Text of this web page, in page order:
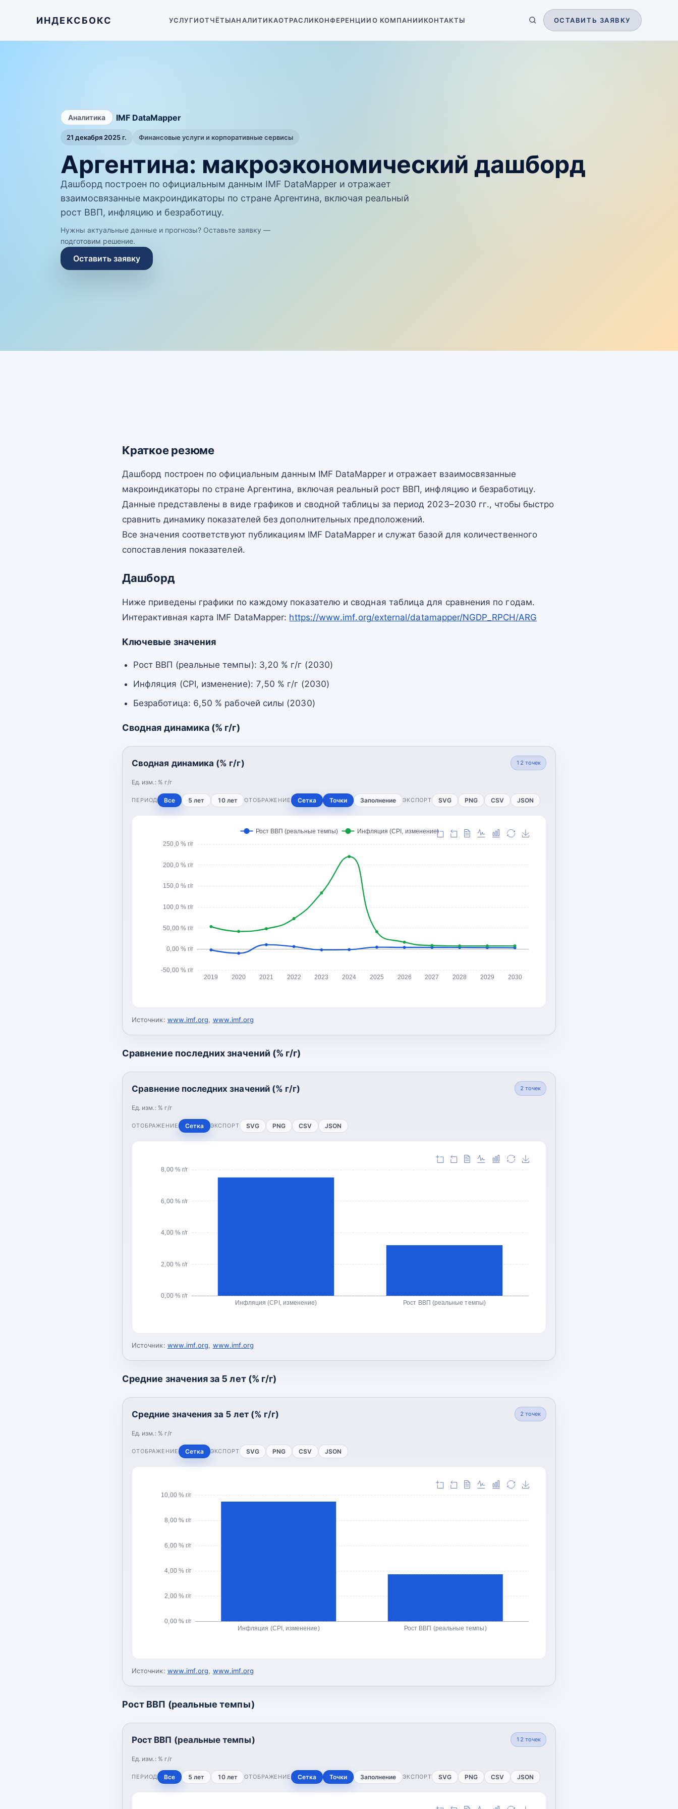
ИНДЕКСБОКС УСЛУГИОТЧЁТЫАНАЛИТИКАОТРАСЛИКОНФЕРЕНЦИИО КОМПАНИИКОНТАКТЫ ОСТАВИТЬ ЗАЯВКУ
Аналитика /IMF DataMapper
21 декабря 2025 г. Финансовые услуги и корпоративные сервисы
Аргентина: макроэкономический дашборд
Дашборд построен по официальным данным IMF DataMapper и отражает
взаимосвязанные макроиндикаторы по стране Аргентина, включая реальный
рост ВВП, инфляцию и безработицу.
Нужны актуальные данные и прогнозы? Оставьте заявку —
подготовим решение.
Оставить заявку
Краткое резюме
Дашборд построен по официальным данным IMF DataMapper и отражает взаимосвязанные
макроиндикаторы по стране Аргентина, включая реальный рост ВВП, инфляцию и безработицу.
Данные представлены в виде графиков и сводной таблицы за период 2023–2030 гг., чтобы быстро
сравнить динамику показателей без дополнительных предположений.
Все значения соответствуют публикациям IMF DataMapper и служат базой для количественного
сопоставления показателей.
Дашборд
Ниже приведены графики по каждому показателю и сводная таблица для сравнения по годам.
Интерактивная карта IMF DataMapper: https://www.imf.org/external/datamapper/NGDP_RPCH/ARG
Ключевые значения
Рост ВВП (реальные темпы): 3,20 % г/г (2030)
Инфляция (CPI, изменение): 7,50 % г/г (2030)
Безработица: 6,50 % рабочей силы (2030)
Сводная динамика (% г/г)
Сводная динамика (% г/г)
Ед. изм.: % г/г
12 точек
ПЕРИОД Все 5 лет 10 лет ОТОБРАЖЕНИЕ Сетка Точки Заполнение ЭКСПОРТ SVG PNG CSV JSON
-50,00 % г/г
0,00 % г/г
50,00 % г/г
100,0 % г/г
150,0 % г/г
200,0 % г/г
250,0 % г/г
2019 2020 2021 2022 2023 2024 2025 2026 2027 2028 2029 2030
Рост ВВП (реальные темпы) Инфляция (CPI, изменение)
Источник: www.imf.org, www.imf.org
Сравнение последних значений (% г/г)
Сравнение последних значений (% г/г)
Ед. изм.: % г/г
2 точек
ОТОБРАЖЕНИЕ Сетка ЭКСПОРТ SVG PNG CSV JSON
0,00 % г/г
2,00 % г/г
4,00 % г/г
6,00 % г/г
8,00 % г/г
Инфляция (CPI, изменение) Рост ВВП (реальные темпы)
Источник: www.imf.org, www.imf.org
Средние значения за 5 лет (% г/г)
Средние значения за 5 лет (% г/г)
Ед. изм.: % г/г
2 точек
ОТОБРАЖЕНИЕ Сетка ЭКСПОРТ SVG PNG CSV JSON
0,00 % г/г
2,00 % г/г
4,00 % г/г
6,00 % г/г
8,00 % г/г
10,00 % г/г
Инфляция (CPI, изменение) Рост ВВП (реальные темпы)
Источник: www.imf.org, www.imf.org
Рост ВВП (реальные темпы)
Рост ВВП (реальные темпы)
Ед. изм.: % г/г
12 точек
ПЕРИОД Все 5 лет 10 лет ОТОБРАЖЕНИЕ Сетка Точки Заполнение ЭКСПОРТ SVG PNG CSV JSON